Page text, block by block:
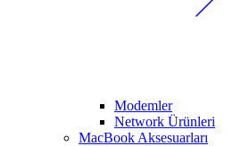
Modemler
Network Ürünleri
MacBook Aksesuarları